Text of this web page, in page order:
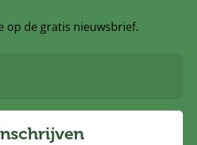
op de gratis nieuwsbrief.